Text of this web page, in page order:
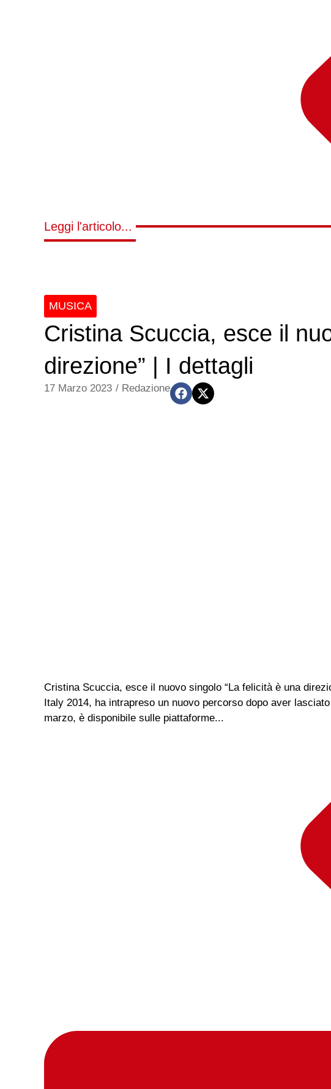
Leggi l'articolo...
MUSICA
Cristina Scuccia, esce il
direzione” | I dettagli
17 Marzo 2023 / Redazione
Cristina Scuccia, esce il nuovo singolo “La felicità è una
Italy 2014, ha intrapreso un nuovo percorso dopo aver
marzo, è disponibile sulle piattaforme...